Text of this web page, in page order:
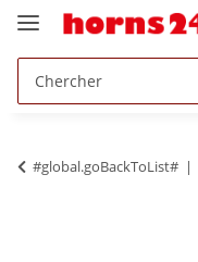
#global.goBackToList#